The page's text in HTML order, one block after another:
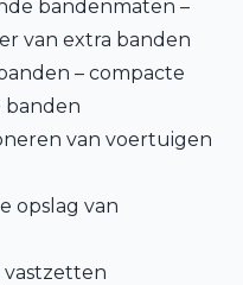
bandenmaten –
van extra banden
– compacte
banden
van voertuigen
opslag van
vastzetten